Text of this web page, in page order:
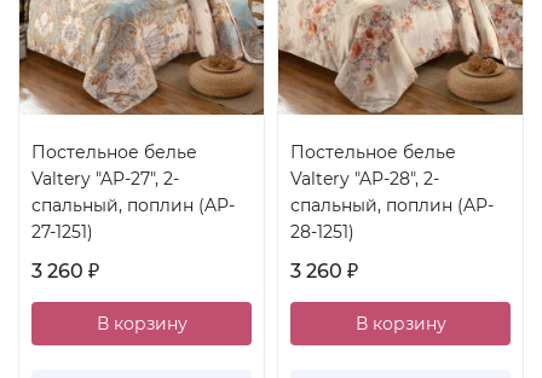
Постельное белье
Valtery "AP-27", 2-
спальный, поплин (AP-
27-1251)
3 260 ₽
В корзину
Постельное белье
Valtery "AP-28", 2-
спальный, поплин (AP-
28-1251)
3 260 ₽
В корзину